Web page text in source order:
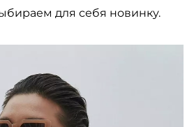
для себя новинку.